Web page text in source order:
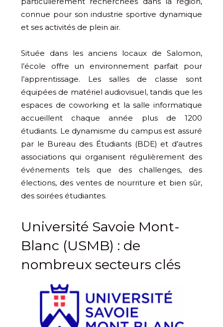
connue pour son industrie sportive dynamique
et ses activités de plein air.
Située dans les anciens locaux de Salomon,
l’école offre un environnement parfait pour
l’apprentissage. Les salles de classe sont
équipées de matériel audiovisuel, tandis que les
espaces de coworking et la salle informatique
accueillent chaque année plus de 1200
étudiants. Le dynamisme du campus est assuré
par le Bureau des Étudiants (BDE) et d’autres
associations qui organisent régulièrement des
événements tels que des challenges, des
élections, des ventes de nourriture et bien sûr,
des soirées étudiantes.
Université Savoie Mont-
Blanc (USMB) : de
nombreux secteurs clés